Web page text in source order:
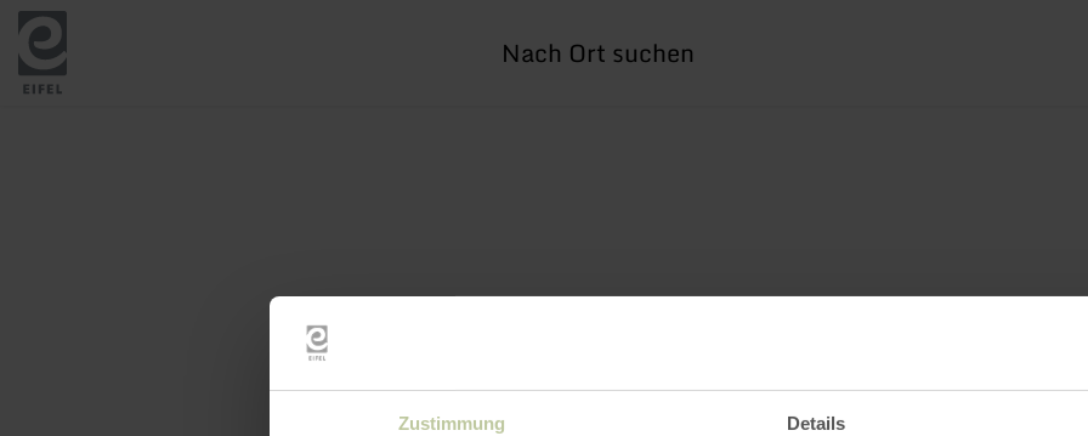
Zustimmung Details
suche